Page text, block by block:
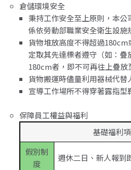
倉儲環境安全
秉持工作安全至上原則，本
係依勞動部職業安全衛生設施
貨物堆放高度不得超過
定取其先達標者遵守（如：
180cm者，即不可再往上疊放
貨物搬運時儘量利用器械代替
宣導工作場所不得穿著露指型
保障員工權益與福利
基礎福利
假別制
度
週休二日、新人報到